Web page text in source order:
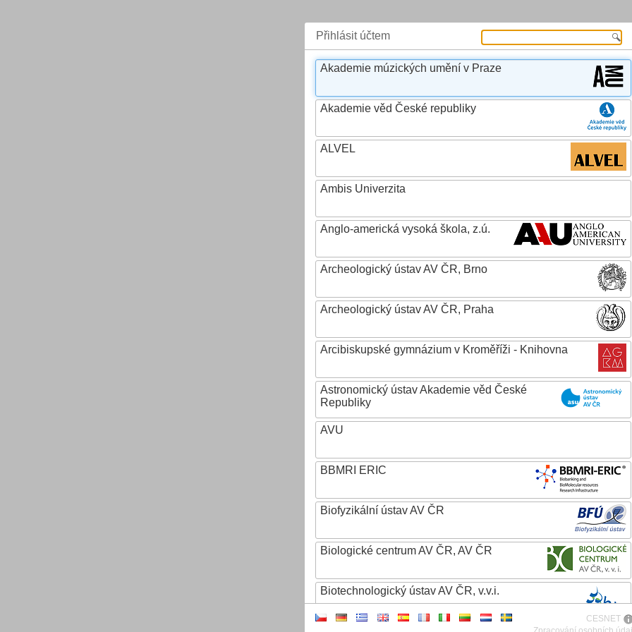
Přihlásit účtem
Akademie múzických umění v Praze
Akademie věd České republiky
ALVEL
Ambis Univerzita
Anglo-americká vysoká škola, z.ú.
Archeologický ústav AV ČR, Brno
Archeologický ústav AV ČR, Praha
Arcibiskupské gymnázium v Kroměříži - Knihovna
Astronomický ústav Akademie věd České
Republiky
AVU
BBMRI ERIC
Biofyzikální ústav AV ČR
Biologické centrum AV ČR, AV ČR
Biotechnologický ústav AV ČR, v.v.i.
CESNET